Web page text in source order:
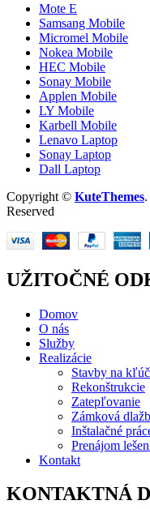
Mote E
Samsang Mobile
Micromel Mobile
Nokea Mobile
HEC Mobile
Sonay Mobile
Applen Mobile
LY Mobile
Karbell Mobile
Lenavo Laptop
Sonay Laptop
Dall Laptop
Copyright © KuteThemes
Reserved
UŽITOČNÉ
Domov
O nás
Služby
Realizácie
Stavby na kľúč
Rekonštrukcie
Zatepľovanie
Zámková
Inštalačné
Prenájom
Kontakt
KONTAKTNÁ